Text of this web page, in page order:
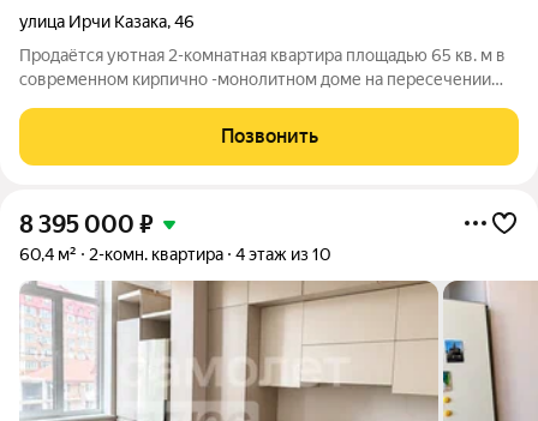
улица Ирчи Казака,46
Продаётся уютная 2-комнатная квартира площадью 65 кв. м в
современном кирпично -монолитном доме на пересечении
этажного здания, оснащена мебелью и техникой, готова к
проживанию. Отопление
Позвонить
8 395 000 ₽
60,4 м² 2-комн. квартира 4 этаж из 10